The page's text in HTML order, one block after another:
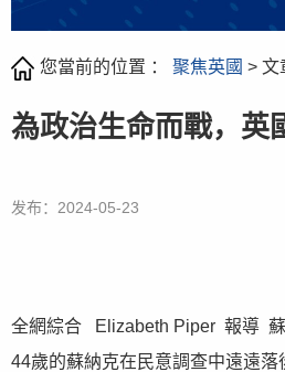
您當前的位置 ： 聚焦英國 > 文
為政治生命而戰，英
发布：2024-05-23
全網綜合 Elizabeth Piper 報導 蘇
44歲的蘇納克在民意調查中遠遠落